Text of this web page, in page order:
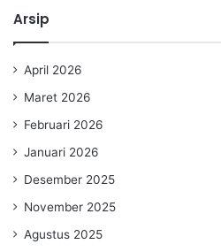
Arsip
April 2026
Maret 2026
Februari 2026
Januari 2026
Desember 2025
November 2025
Agustus 2025